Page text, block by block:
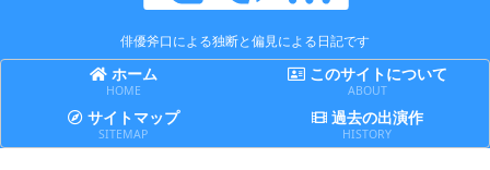
俳優斧口による独断と偏見による日記です
ホーム
HOME
このサイトについて
ABOUT
サイトマップ
SITEMAP
過去の出演作
HISTORY